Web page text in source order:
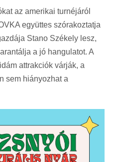
az amerikai turnéjáról
együttes szórakoztatja
Stano Székely lesz,
a jó hangulatot. A
attrakciók várják, a
sem hiányozhat a